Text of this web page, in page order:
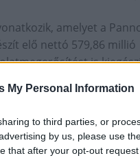
My Personal Information
to third parties, or
by us, please use
that after your opt-out
amelyet a
elő nettó 579,86 millió
is
hét darab híd felújítása.
Eszerint az előzetes
körforgalmi
idézt az akkori